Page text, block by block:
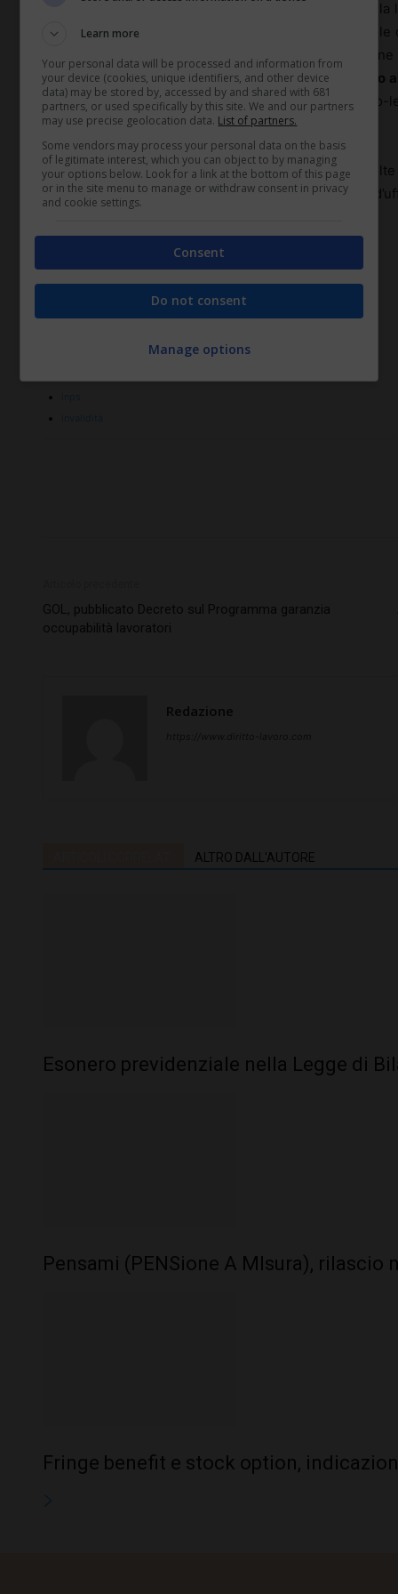
Più precisamente, a far data dall’entrata in vigore
nel procedimento di liquidazione dell’assegno
1971, sarà riconosciuto il diritto a tale
richiedente svolga un’attività lavorativa il cui reddito
come previsto dall’articolo 14-septies del
modificazioni, dalla legge n. 33 del 1980.
Le domande di prestazione presentate e non
citato messaggio n. 3495/2021 saranno riesaminate
GOL, pubblicato Decreto sul Programma garanzia
occupabilità lavoratori
Redazione
ALTRO DALL'AUTORE
Esonero previdenziale nella Legge di
Pensami (PENSione A MIsura), rilascio
Fringe benefit e stock option,
Learn more
Your personal data will be processed and information from
your device (cookies, unique identifiers, and other device
data) may be stored by, accessed by and shared with 681
partners, or used specifically by this site. We and our partners
may use precise geolocation data. List of partners.
Some vendors may process your personal data on the basis
of legitimate interest, which you can object to by managing
your options below. Look for a link at the bottom of this page
or in the site menu to manage or withdraw consent in privacy
and cookie settings.
Consent
Do not consent
Manage options